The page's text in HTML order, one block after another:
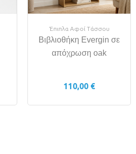
Έπιπλα Αφοί Τάσσου
Βιβλιοθήκη Evergin σε
απόχρωση oak
110,00 €